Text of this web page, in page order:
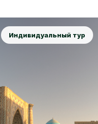
Индивидуальный тур